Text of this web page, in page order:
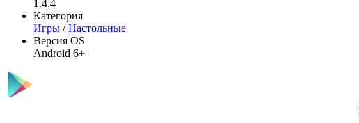
1.4.4
Категория
Игры /Настольные
Версия OS
Android 6+